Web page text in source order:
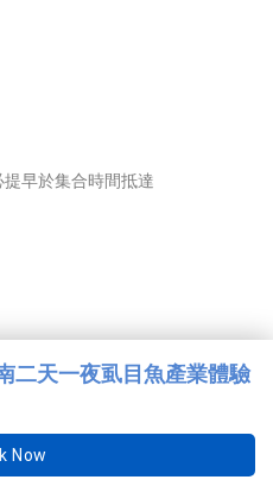
早於集合時間抵達
二天一夜虱目魚產業體驗
Now